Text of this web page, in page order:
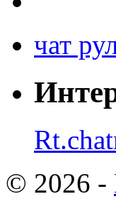
чат
© 2026 -